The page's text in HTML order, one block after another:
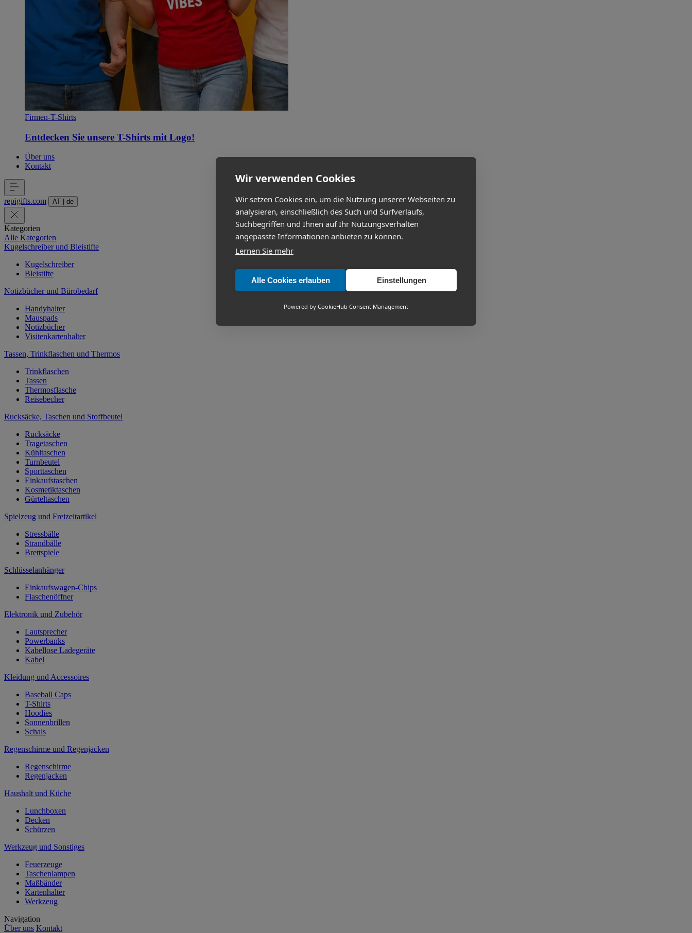
Wir verwenden Cookies
Wir setzen Cookies ein, um die Nutzung unserer Webseiten zu
analysieren, einschließlich des Such und Surfverlaufs,
Suchbegriffen und Ihnen auf Ihr Nutzungsverhalten
angepasste Informationen anbieten zu können.
Lernen Sie mehr
Alle Cookies erlauben Einstellungen
Powered by CookieHub Consent Management
Firmen-T-Shirts
Entdecken Sie unsere T-Shirts mit Logo!
Über uns
Kontakt
repigifts.com AT de
Kategorien
Alle Kategorien
Kugelschreiber und Bleistifte
Kugelschreiber
Bleistifte
Notizbücher und Bürobedarf
Handyhalter
Mauspads
Notizbücher
Visitenkartenhalter
Tassen, Trinkflaschen und Thermos
Trinkflaschen
Tassen
Thermosflasche
Reisebecher
Rucksäcke, Taschen und Stoffbeutel
Rucksäcke
Tragetaschen
Kühltaschen
Turnbeutel
Sporttaschen
Einkaufstaschen
Kosmetiktaschen
Gürteltaschen
Spielzeug und Freizeitartikel
Stressbälle
Strandbälle
Brettspiele
Schlüsselanhänger
Einkaufswagen-Chips
Flaschenöffner
Elektronik und Zubehör
Lautsprecher
Powerbanks
Kabellose Ladegeräte
Kabel
Kleidung und Accessoires
Baseball Caps
T-Shirts
Hoodies
Sonnenbrillen
Schals
Regenschirme und Regenjacken
Regenschirme
Regenjacken
Haushalt und Küche
Lunchboxen
Decken
Schürzen
Werkzeug und Sonstiges
Feuerzeuge
Taschenlampen
Maßbänder
Kartenhalter
Werkzeug
Navigation
Über uns Kontakt